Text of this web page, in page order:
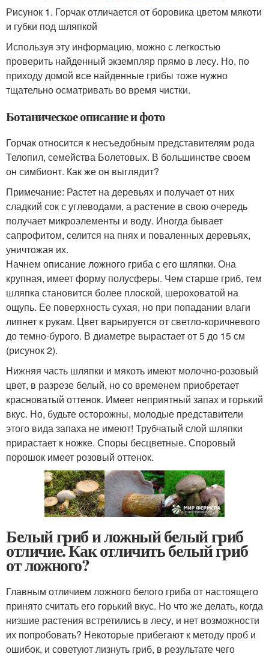
Рисунок 1. Горчак отличается от боровика цветом мякоти
и губки под шляпкой
Используя эту информацию, можно с легкостью
проверить найденный экземпляр прямо в лесу. Но, по
приходу домой все найденные грибы тоже нужно
тщательно осматривать во время чистки.
Ботаническое описание и фото
Горчак относится к несъедобным представителям рода
Телопил, семейства Болетовых. В большинстве своем
он симбионт. Как же он выглядит?
Примечание: Растет на деревьях и получает от них
сладкий сок с углеводами, а растение в свою очередь
получает микроэлементы и воду. Иногда бывает
сапрофитом, селится на пнях и поваленных деревьях,
уничтожая их.
Начнем описание ложного гриба с его шляпки. Она
крупная, имеет форму полусферы. Чем старше гриб, тем
шляпка становится более плоской, шероховатой на
ощупь. Ее поверхность сухая, но при попадании влаги
липнет к рукам. Цвет варьируется от светло-коричневого
до темно-бурого. В диаметре вырастает от 5 до 15 см
(рисунок 2).
Нижняя часть шляпки и мякоть имеют молочно-розовый
цвет, в разрезе белый, но со временем приобретает
красноватый оттенок. Имеет неприятный запах и горький
вкус. Но, будьте осторожны, молодые представители
этого вида запаха не имеют! Трубчатый слой шляпки
прирастает к ножке. Споры бесцветные. Споровый
порошок имеет розовый оттенок.
Белый гриб и ложный белый гриб
отличие. Как отличить белый гриб
от ложного?
Главным отличием ложного белого гриба от настоящего
принято считать его горький вкус. Но что же делать, когда
низшие растения встретились в лесу, и нет возможности
их попробовать? Некоторые прибегают к методу проб и
ошибок, и советуют лизнуть гриб, в результате чего